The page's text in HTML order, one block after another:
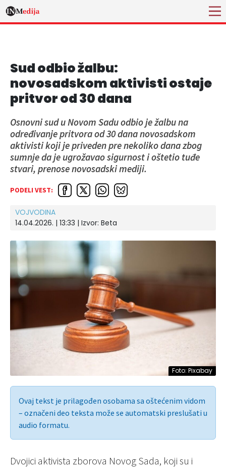
Sud odbio žalbu:
novosadskom aktivisti ostaje
pritvor od 30 dana
Osnovni sud u Novom Sadu odbio je žalbu na
određivanje pritvora od 30 dana novosadskom
aktivisti koji je priveden pre nekoliko dana zbog
sumnje da je ugrožavao sigurnost i oštetio tuđe
stvari, prenose novosadski mediji.
PODELI VEST:
VOJVODINA
14.04.2026. | 13:33 | Izvor: Beta
Foto: Pixabay
Ovaj tekst je prilagođen osobama sa oštećenim vidom
– označeni deo teksta može se automatski preslušati u
audio formatu.
Dvojici aktivista zborova Novog Sada, koji su i